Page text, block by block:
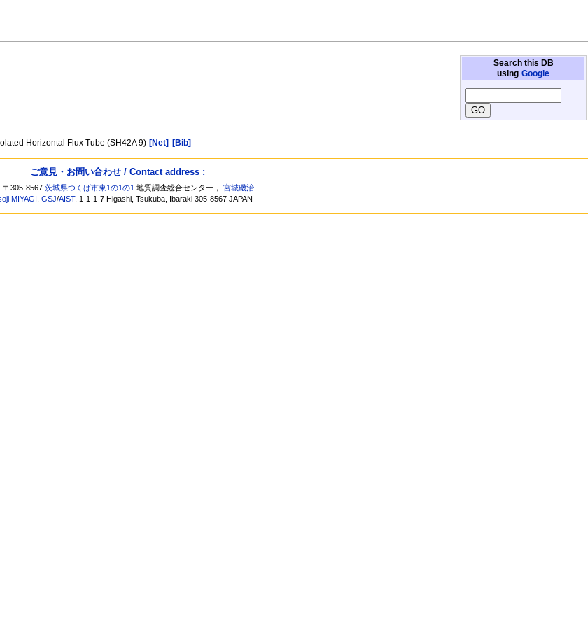
Search this DB
using Google
Horizontal Flux Tube (SH42A 9) [Net] [Bib]
ご意見・お問い合わせ / Contact address :
〒305-8567茨城県つくば市東1の1の1 地質調査総合センター，宮城磯治
MIYAGI ,GSJ/AIST, 1-1-1-7 Higashi, Tsukuba, Ibaraki 305-8567 JAPAN